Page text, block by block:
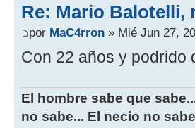
Re: Mario Balotelli,
por MaC4rron » Mié Jun 27,
Con 22 años y podrido
El hombre sabe que
no sabe... El necio no